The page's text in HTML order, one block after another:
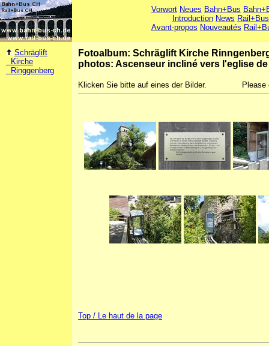
Vorwort Neues Bahn+Bus
Introduction News Rail+Bus
Avant-propos Nouveautés
Schräglift
Kirche
Ringgenberg
Fotoalbum: Schräglift Kirche
photos: Ascenseur incliné vers l'eglise
Klicken Sie bitte auf eines der Bilder.
Top / Le haut de la page